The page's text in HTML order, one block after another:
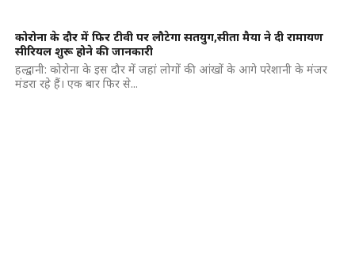
कोरोना के दौर में फिर टीवी पर लौटेगा सतयुग,सीता मैया ने दी रामायण
सीरियल शुरू होने की जानकारी
हल्द्वानी: कोरोना के इस दौर में जहां लोगों की आंखों के आगे परेशानी के मंजर
मंडरा रहे हैं। एक बार फिर से...